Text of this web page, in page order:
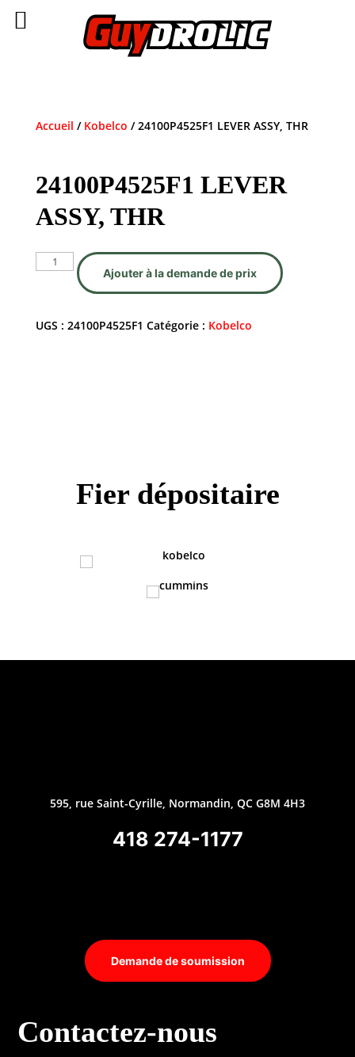
Accueil / Kobelco / 24100P4525F1 LEVER ASSY, THR
24100P4525F1 LEVER
ASSY, THR
quantité
24100P4525F1
Ajouter à la demande de prix
UGS : 24100P4525F1 Catégorie : Kobelco
Fier dépositaire
595, rue Saint-Cyrille, Normandin, QC G8M 4H3
418 274-1177
Demande de soumission
Contactez-nous